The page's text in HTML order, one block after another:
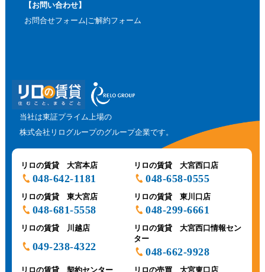
【お問い合わせ】
お問合せフォーム ご解約フォーム
当社は東証プライム上場の
株式会社リログループのグループ企業です。
リロの賃貸 大宮本店
048-642-1181
リロの賃貸 大宮西口店
048-658-0555
リロの賃貸 東大宮店
048-681-5558
リロの賃貸 東川口店
048-299-6661
リロの賃貸 川越店
049-238-4322
リロの賃貸 大宮西口情報セン
ター
048-662-9928
リロの賃貸 契約センター リロの売買 大宮東口店